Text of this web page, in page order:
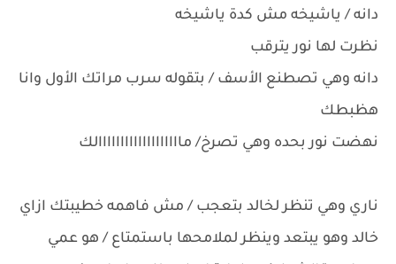
دانه / ياشيخه مش كدة ياشيخه
نظرت لها نور يترقب
دانه وهي تصطنع الأسف / بتقوله سرب مراتك الأول وانا
هظبطك
نهضت نور بحده وهي تصرخ/ مااااااااااااااااااالك
ناري وهي تنظر لخالد بتعجب / مش فاهمه خطيبتك ازاي
خالد وهو يبتعد وينظر لملامحها باستمتاع / هو عمي